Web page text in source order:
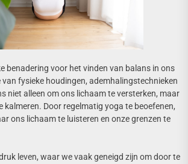
benadering voor het vinden van balans in ons
van fysieke houdingen, ademhalingstechnieken
niet alleen om ons lichaam te versterken, maar
kalmeren. Door regelmatig yoga te beoefenen,
ons lichaam te luisteren en onze grenzen te
leven, waar we vaak geneigd zijn om door te